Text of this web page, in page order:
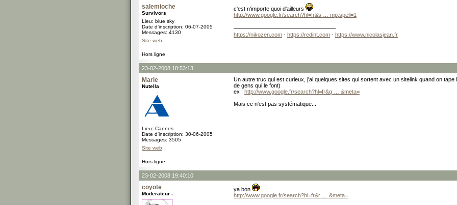
salemioche
Survivors
Lieu: blue sky
Date d'inscription: 06-07-2005
Messages: 4130
Site web
c'est n'importe quoi d'ailleurs
http://www.google.fr/search?hl=fr&s … mp;spell=1
https://nikozen.com - https://redint.com - https://www.nicolasjean.fr
Hors ligne
23-02-2008 18:53:13
Marie
Nutella
Lieu: Cannes
Date d'inscription: 30-06-2005
Messages: 3505
Site web
Un autre truc qui est curieux, j'ai quelques sites qui sortent avec un sitelink quand on tape
de gens qui le font)
ex : http://www.google.fr/search?hl=fr&q … &meta=
Mais ce n'est pas systématique...
Hors ligne
23-02-2008 19:40:10
coyote
Moderateur -
ya bon
http://www.google.fr/search?hl=fr&r … &meta=